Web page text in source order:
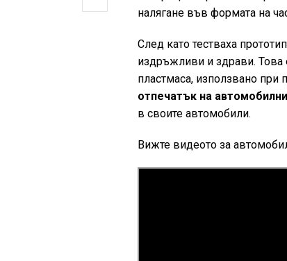
налягане във формата на
След като тестваха
издръжливи и здрави. Това
пластмаса, използвано при
отпечатък на
в своите автомобили.
Вижте видеото за